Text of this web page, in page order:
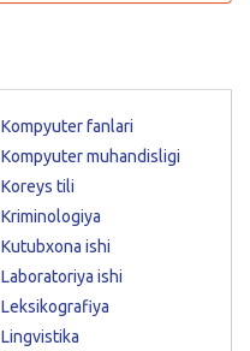
Kompyuter fanlari
Kompyuter muhandisligi
Koreys tili
Kriminologiya
Kutubxona ishi
Laboratoriya ishi
Leksikografiya
Lingvistika